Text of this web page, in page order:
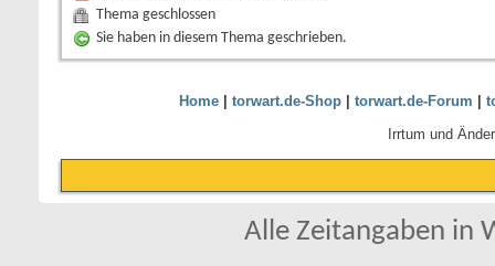
Thema geschlossen
Sie haben in diesem Thema geschrieben.
Home| torwart.de-Shop| torwart.de-Forum
Irrtum und
Alle Zeitangaben in